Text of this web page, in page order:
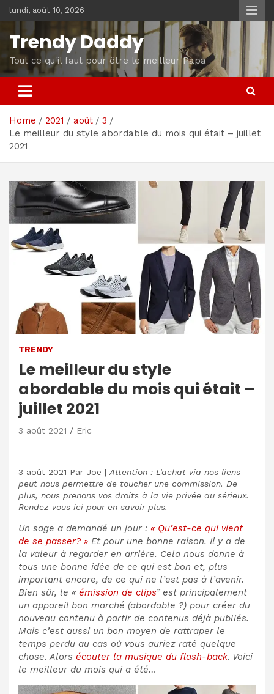
Skip
to
content
lundi, août 10, 2026
Trendy Daddy
Tout ce qu'il faut pour être le meilleur Papa
Home 2021 août
3
Le meilleur du style abordable du mois qui était – juillet
2021
TRENDY
Le meilleur du style
abordable du mois qui était –
juillet 2021
3 août 2021 Eric
3 août 2021 Par Joe | Attention : L’achat via nos liens
peut nous permettre de toucher une commission. De
plus, nous prenons vos droits à la vie privée au sérieux.
Rendez-vous ici pour en savoir plus.
Un sage a demandé un jour : « Qu’est-ce qui vient
de se passer? » Et pour une bonne raison. Il y a de
la valeur à regarder en arrière. Cela nous donne à
tous une bonne idée de ce qui est bon et, plus
important encore, de ce qui ne l’est pas à l’avenir.
Bien sûr, le « émission de clips” est principalement
un appareil bon marché (abordable ?) pour créer du
nouveau contenu à partir de contenus déjà publiés.
Mais c’est aussi un bon moyen de rattraper le
temps perdu au cas où vous auriez raté quelque
chose. Alors écouter la musique du flash-back. Voici
le meilleur du mois qui a été…